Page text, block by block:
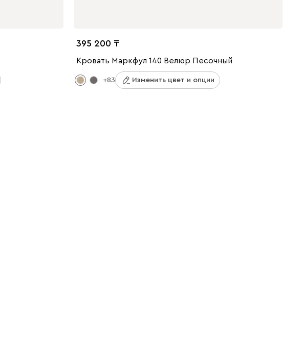
395 200
Кровать Маркфул 140 Велюр Песочный
+83 Изменить цвет и опции